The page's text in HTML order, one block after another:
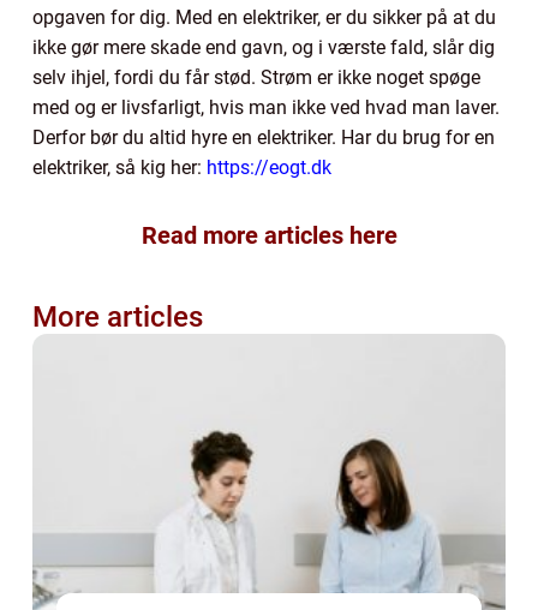
opgaven for dig. Med en elektriker, er du sikker på at du
ikke gør mere skade end gavn, og i værste fald, slår dig
selv ihjel, fordi du får stød. Strøm er ikke noget spøge
med og er livsfarligt, hvis man ikke ved hvad man laver.
Derfor bør du altid hyre en elektriker. Har du brug for en
elektriker, så kig her: https://eogt.dk
Read more articles here
More articles